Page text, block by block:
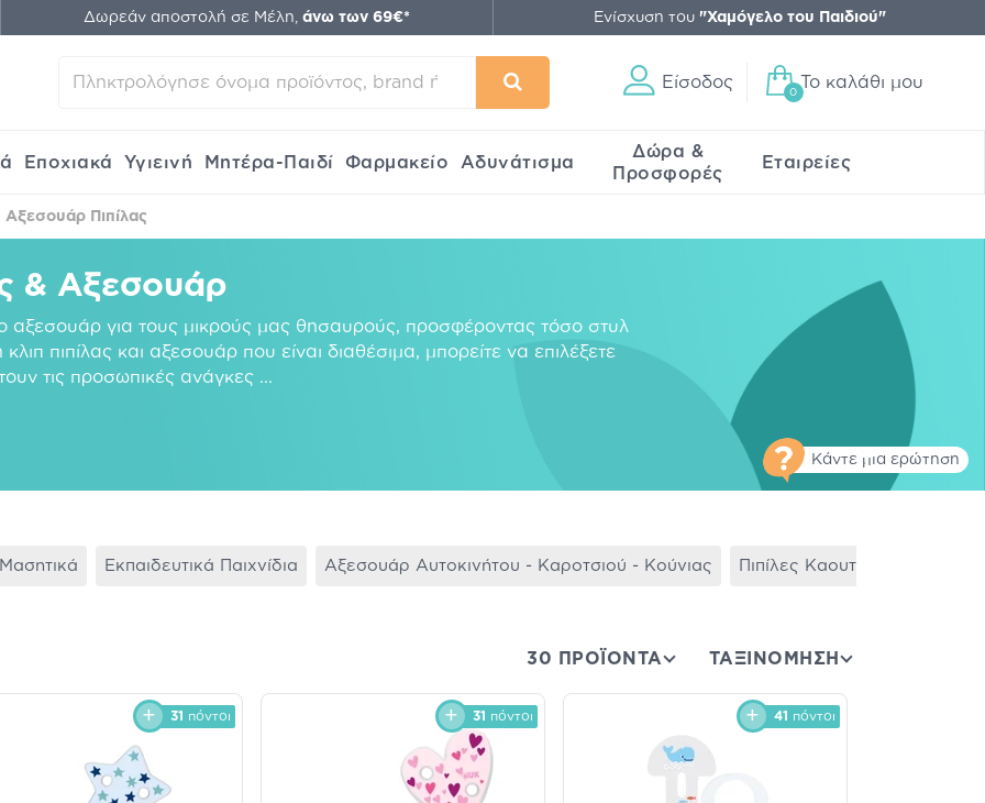
Δωρεάν αποστολή σε Μέλη, άνω των 69€* Ενίσχυση του "Χαμόγελο του Παιδιού"
Είσοδος
0
Το καλάθι μου
Εποχιακά Υγιεινή Μητέρα-Παιδί Φαρμακείο Αδυνάτισμα
Δώρα &
Προσφορές
Εταιρείες
Αξεσουάρ Πιπίλας
& Αξεσουάρ
αξεσουάρ για τους μικρούς μας θησαυρούς, προσφέροντας τόσο στυλ
πιπίλας και αξεσουάρ που είναι διαθέσιμα, μπορείτε να επιλέξετε
τις προσωπικές ανάγκες ...
Κάντε μια ερώτηση
Μασητικά Εκπαιδευτικά Παιχνίδια Αξεσουάρ Αυτοκινήτου - Καροτσιού - Κούνιας Πιπίλες Καουτσούκ
30 ΠΡΟΪΟΝΤΑ ΤΑΞΙΝΌΜΗΣΗ
31 πόντοι 31 πόντοι 41 πόντοι